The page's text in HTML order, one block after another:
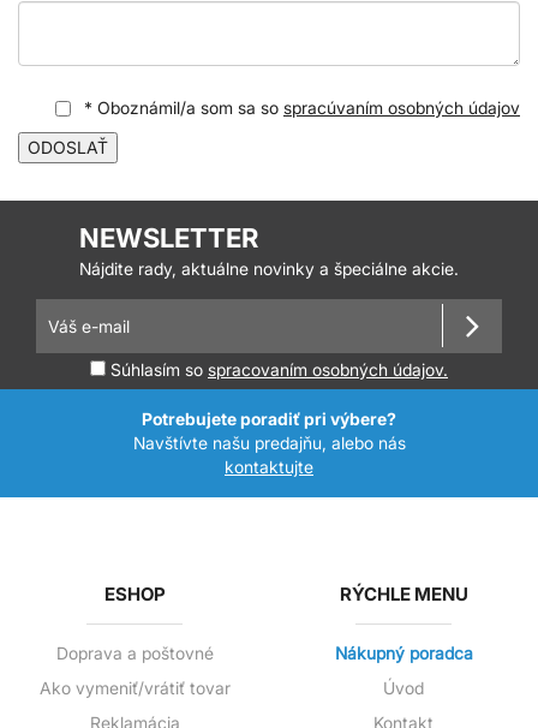
* Oboznámil/a som sa so spracúvaním osobných údajov
ODOSLAŤ
NEWSLETTER
Nájdite rady, aktuálne novinky a špeciálne akcie.
Súhlasím so spracovaním osobných údajov.
Potrebujete poradiť pri výbere?
Navštívte našu predajňu, alebo nás
kontaktujte
ESHOP
Doprava a poštovné
Ako vymeniť/vrátiť tovar
Reklamácia
RÝCHLE MENU
Nákupný poradca
Úvod
Kontakt